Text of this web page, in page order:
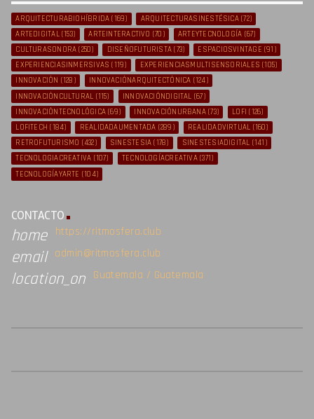
ARQUITECTURABIOHÍBRIDA (169) ARQUITECTURASINESTÉSICA(72)
ARTEDIGITAL(153) ARTEINTERACTIVO (70) ARTEYTECNOLOGÍA (67)
CULTURASONORA (250) DISEÑOFUTURISTA (73) ESPACIOSVINTAGE (91)
EXPERIENCIASINMERSIVAS (119) EXPERIENCIASMULTISENSORIALES (105)
INNOVACIÓN (128) INNOVACIÓNARQUITECTÓNICA (124)
INNOVACIÓNCULTURAL (115) INNOVACIÓNDIGITAL (67)
INNOVACIÓNTECNOLÓGICA (69) INNOVACIÓNURBANA(73) LOFI (126)
LOFITECH (184) REALIDADAUMENTADA (289) REALIDADVIRTUAL (160)
RETROFUTURISMO (432) SINESTESIA (178) SINESTESIADIGITAL (141)
TECNOLOGIACREATIVA (107) TECNOLOGÍACREATIVA(371)
TECNOLOGÍAYARTE (104)
CONTACTO
home https://ritmosfera.club
email admin@ritmosfera.club
location_on Guatemala / Guatemala